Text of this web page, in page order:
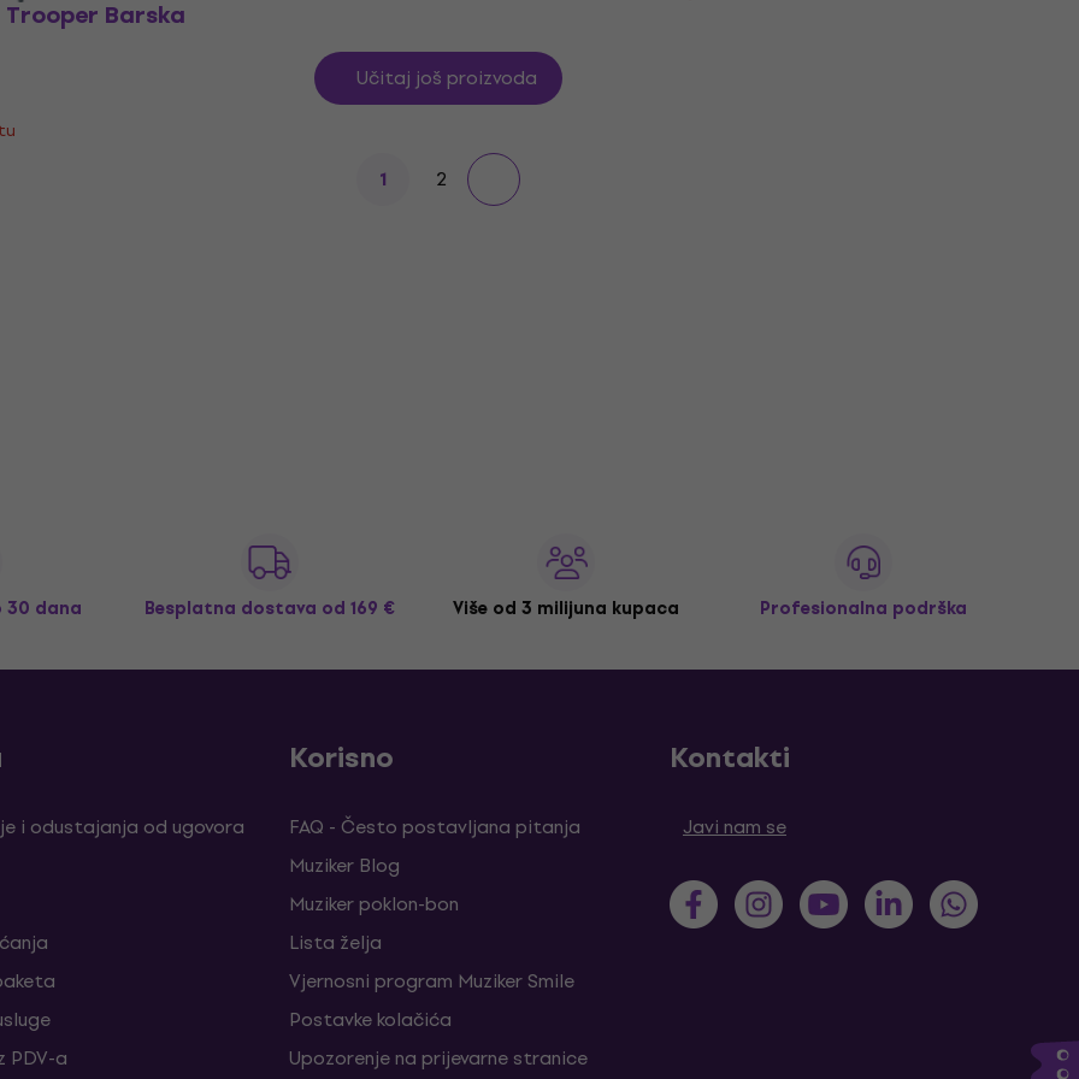
Barska
Učitaj još proizvoda
1 2
30 dana Besplatna dostava od 169 € Više od 3 milijuna kupaca Profesionalna podrška
i odustajanja od ugovora
PDV-a
Korisno
FAQ - Često postavljana pitanja
Muziker Blog
Muziker poklon-bon
Lista želja
Vjernosni program Muziker Smile
Postavke kolačića
Upozorenje na prijevarne stranice
Kontakti
Javi nam se